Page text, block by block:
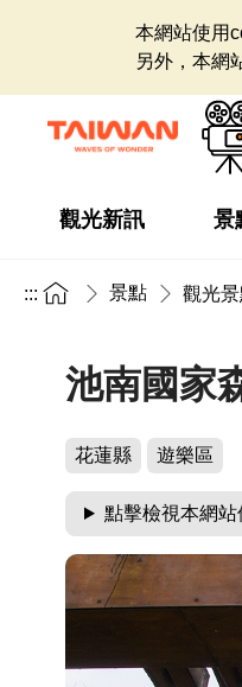
本網站使用
另外，本網
觀光新訊 景
::: 景點 觀光
池南國家
花蓮縣 遊樂區
點擊檢視本網站